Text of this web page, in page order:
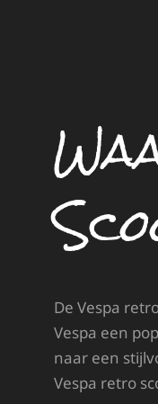
De Vespa
Vespa een
naar een
Vespa retro